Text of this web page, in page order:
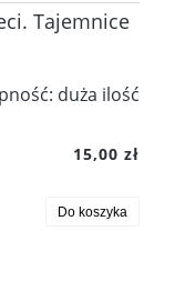
Tajemnice
duża ilość
15,00 zł
Do koszyka